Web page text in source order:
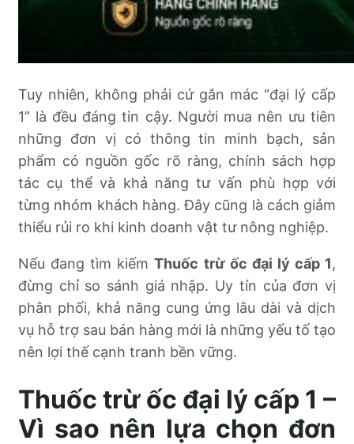
Tuy nhiên, không phải cứ gắn mác “đại lý cấp
1” là đều đáng tin cậy. Người mua nên ưu tiên
những đơn vị có thông tin minh bạch, sản
phẩm có nguồn gốc rõ ràng, chính sách hợp
tác cụ thể và khả năng tư vấn phù hợp với
từng nhóm khách hàng. Đây cũng là cách giảm
thiểu rủi ro khi kinh doanh vật tư nông nghiệp.
Nếu đang tìm kiếmThuốc trừ ốc đại lý cấp 1,
đừng chỉ so sánh giá nhập. Uy tín của đơn vị
phân phối, khả năng cung ứng lâu dài và dịch
vụ hỗ trợ sau bán hàng mới là những yếu tố tạo
nên lợi thế cạnh tranh bền vững.
Thuốc trừ ốc đại lý cấp 1 –
Vì sao nên lựa chọn đơn